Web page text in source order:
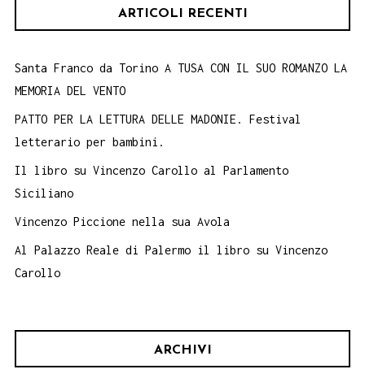
ARTICOLI RECENTI
Santa Franco da Torino A TUSA CON IL SUO ROMANZO LA
MEMORIA DEL VENTO
PATTO PER LA LETTURA DELLE MADONIE. Festival
letterario per bambini.
Il libro su Vincenzo Carollo al Parlamento
Siciliano
Vincenzo Piccione nella sua Avola
Al Palazzo Reale di Palermo il libro su Vincenzo
Carollo
ARCHIVI